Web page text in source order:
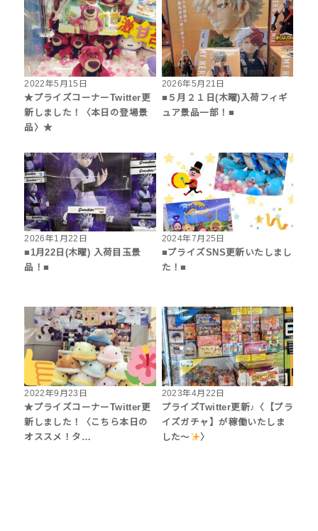
2022年5月15日
★プライズコーナーTwitter更
新しました！〈本日の登場景
品〉★
2026年5月21日
■５月２１日(木曜)入荷フィギ
ュア景品一部！■
2026年1月22日
■1月22日(木曜) 入荷目玉景
品！■
2024年7月25日
■プライズSNS更新いたしまし
た！■
2022年9月23日
★プライズコーナーTwitter更
新しました！〈こちら本日の
オススメ！タ…
2023年4月22日
プライズTwitter更新♪〈【プラ
イズガチャ】が稼働いたしま
した〜
〉